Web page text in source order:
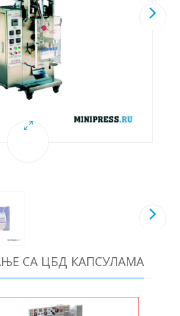
СА ЦБД КАПСУЛАМА